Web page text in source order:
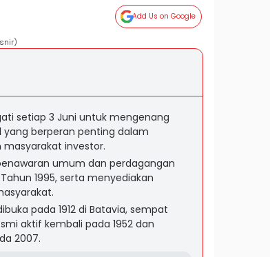
Add Us on Google
setiap 3 Juni untuk mengenang
berperan penting dalam
investor.
umum dan perdagangan
1995, serta menyediakan
pada 1912 di Batavia, sempat
aktif kembali pada 1952 dan
2007.